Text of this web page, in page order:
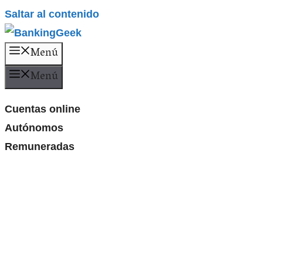
Saltar al contenido
Menú
Menú
Cuentas online
Autónomos
Remuneradas